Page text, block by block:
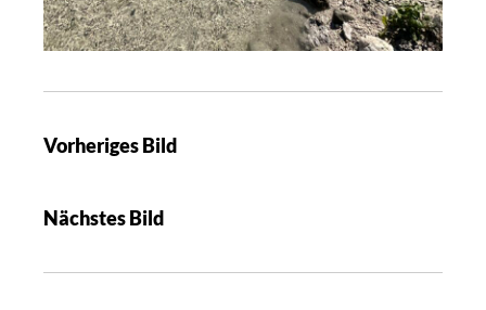
Vorheriges Bild
Nächstes Bild